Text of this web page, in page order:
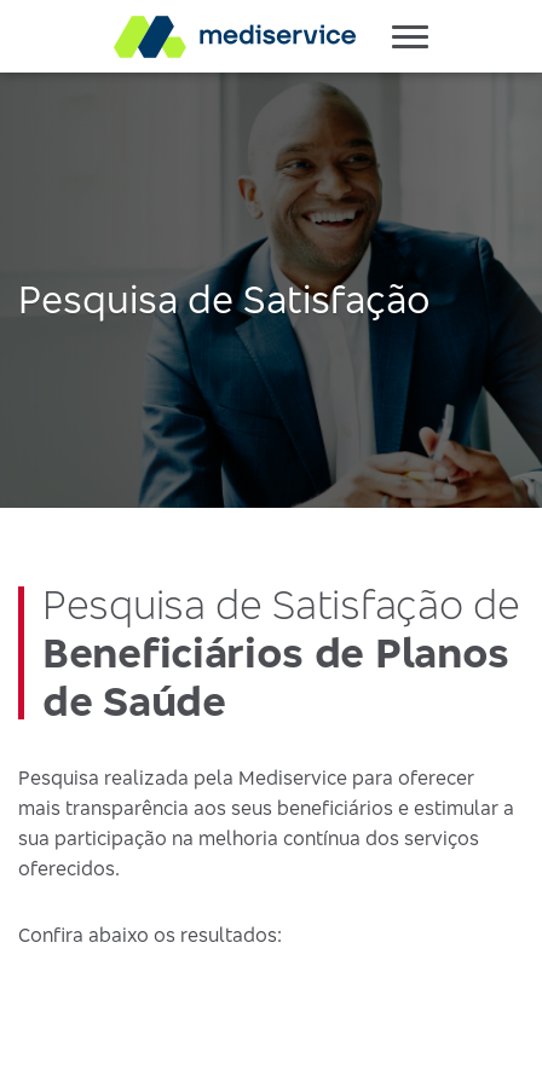
Pesquisa de Satisfação
Pesquisa de Satisfação de
Beneficiários de Planos
de Saúde
Pesquisa realizada pela Mediservice para oferecer
mais transparência aos seus beneficiários e estimular a
sua participação na melhoria contínua dos serviços
oferecidos.
Confira abaixo os resultados: